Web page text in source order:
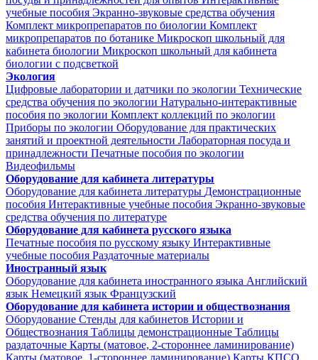
учебные пособия Экранно-звуковые средства обучения
Комплект микропрепаратов по биологии Комплект
микропрепаратов по ботанике Микроскоп школьный для
кабинета биологии Микроскоп школьный для кабинета
биологии с подсветкой
Экология
Цифровые лаборатории и датчики по экологии Технические
средства обучения по экологии Натурально-интерактивные
пособия по экологии Комплект коллекций по экологии
Приборы по экологии Оборудование для практических
занятий и проектной деятельности Лабораторная посуда и
принадлежности Печатные пособия по экологии
Видеофильмы
Оборудование для кабинета литературы
Оборудование для кабинета литературы Демонстрационные
пособия Интерактивные учебные пособия Экранно-звуковые
средства обучения по литературе
Оборудование для кабинета русского языка
Печатные пособия по русскому языку Интерактивные
учебные пособия Раздаточные материалы
Иностранный язык
Оборудование для кабинета иностранного языка Английский
язык Немецкий язык Французский
Оборудование для кабинета истории и обществознания
Оборудование Стенды для кабинетов Истории и
Обществознания Таблицы демонстрационные Таблицы
раздаточные Карты (матовое, 2-стороннее ламинирование)
Карты (матовое, 1-стороннее ламинирование) Карты КПСО